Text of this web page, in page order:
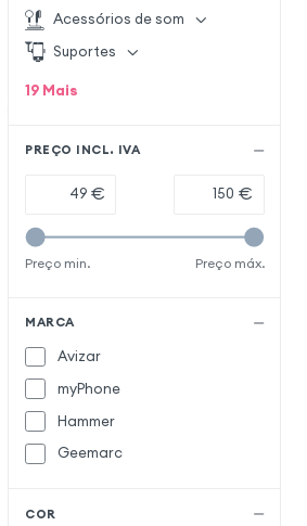
Acessórios de som
Suportes
19 Mais
PREÇO INCL. IVA
€ €
Preço min. Preço máx.
MARCA
Avizar
myPhone
Hammer
Geemarc
COR